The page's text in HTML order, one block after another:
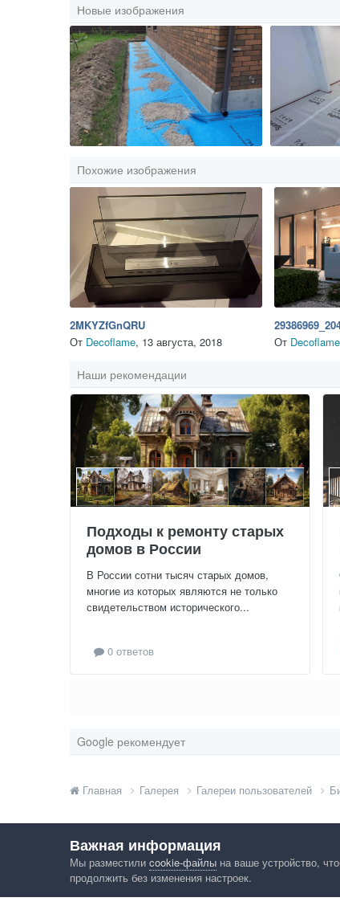
Новые изображения
Похожие изображения
2MKYZfGnQRU
От Decoflame, 13 августа, 2018
От Decoflame
Наши рекомендации
Подходы к ремонту старых
домов в России
В России сотни тысяч старых домов,
многие из которых являются не только
свидетельством исторического...
0 ответов
Google рекомендует
Главная Галерея Галереи пользователей
Язык
Важная информация
Мы разместили cookie-файлы на ваше устройство,
продолжить без изменения настроек.